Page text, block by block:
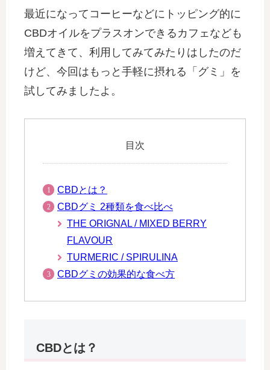
最近になってコーヒーなどにトッピング的に
CBDオイルをプラスオンできるカフェなども
増えてきて、利用してみてみたりはしたのだ
けど、今回はもっと手軽に摂れる「グミ」を
試してみましたよ。
目次
CBDとは？
CBDグミ 2種類を食べ比べ
THE ORIGNAL / MIXED BERRY
FLAVOUR
TURMERIC / SPIRULINA
CBDグミの効果的な食べ方
CBDとは？